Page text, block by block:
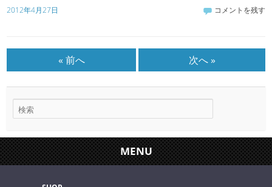
2012年4月27日 コメントを残す
« 前へ 次へ »
MENU